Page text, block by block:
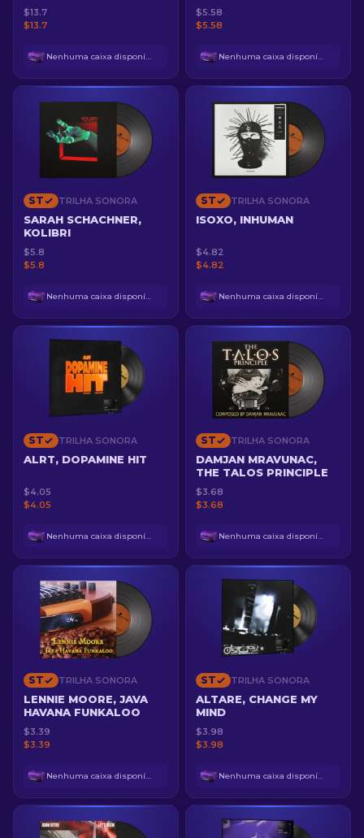
$13.7
$13.7
Nenhuma caixa disponível
$5.58
$5.58
Nenhuma caixa disponível
ST TRILHA SONORA
SARAH SCHACHNER,
KOLIBRI
$5.8
$5.8
Nenhuma caixa disponível
ST TRILHA SONORA
ISOXO, INHUMAN
$4.82
$4.82
Nenhuma caixa disponível
ST TRILHA SONORA
ALRT, DOPAMINE HIT
$4.05
$4.05
Nenhuma caixa disponível
ST TRILHA SONORA
DAMJAN MRAVUNAC,
THE TALOS PRINCIPLE
$3.68
$3.68
Nenhuma caixa disponível
ST TRILHA SONORA
LENNIE MOORE, JAVA
HAVANA FUNKALOO
$3.39
$3.39
Nenhuma caixa disponível
ST TRILHA SONORA
ALTARE, CHANGE MY
MIND
$3.98
$3.98
Nenhuma caixa disponível